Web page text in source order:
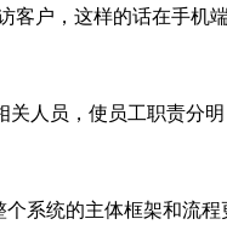
户，这样的话在手机
员，使员工职责分
统的主体框架和流